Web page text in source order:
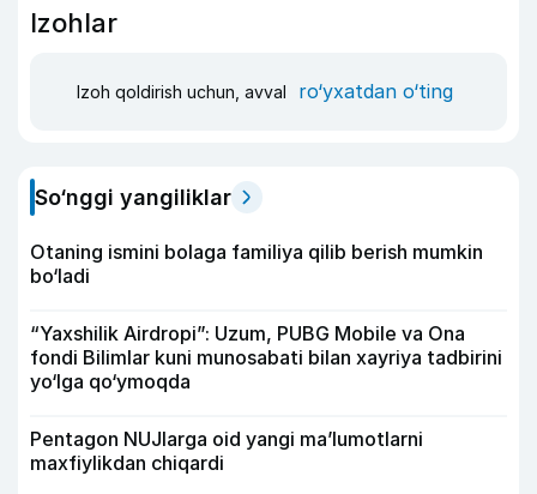
Izohlar
Izoh qoldirish uchun, avval ro‘yxatdan o‘ting
So‘nggi yangiliklar
Otaning ismini bolaga familiya qilib berish mumkin
bo‘ladi
“Yaxshilik Airdropi”: Uzum, PUBG Mobile va Ona
fondi Bilimlar kuni munosabati bilan xayriya tadbirini
yo‘lga qo‘ymoqda
Pentagon NUJlarga oid yangi maʼlumotlarni
maxfiylikdan chiqardi